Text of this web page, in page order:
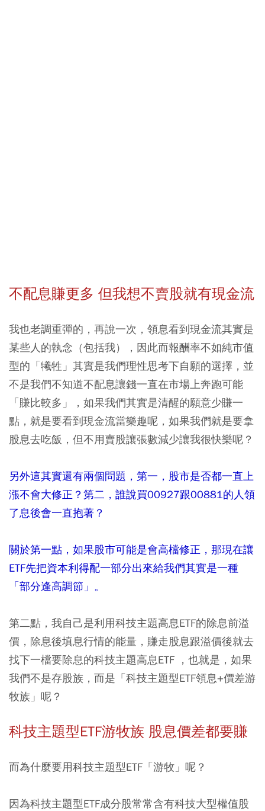
不配息賺更多 但我想不賣股就有現金流
我也老調重彈的，再說一次，領息看到現金流其實是
某些人的執念（包括我），因此而報酬率不如純市值
型的「犧牲」其實是我們理性思考下自願的選擇，並
不是我們不知道不配息讓錢一直在市場上奔跑可能
「賺比較多」，如果我們其實是清醒的願意少賺一
點，就是要看到現金流當樂趣呢，如果我們就是要拿
股息去吃飯，但不用賣股讓張數減少讓我很快樂呢？
另外這其實還有兩個問題，第一，股市是否都一直上
漲不會大修正？第二，誰說買00927跟00881的人領
了息後會一直抱著？
關於第一點，如果股市可能是會高檔修正，那現在讓
ETF先把資本利得配一部分出來給我們其實是一種
「部分逢高調節」。
第二點，我自己是利用科技主題高息ETF的除息前溢
價，除息後填息行情的能量，賺走股息跟溢價後就去
找下一檔要除息的科技主題高息ETF ，也就是，如果
我們不是存股族，而是「科技主題型ETF領息+價差游
牧族」呢？
科技主題型ETF游牧族 股息價差都要賺
而為什麼要用科技主題型ETF「游牧」呢？
因為科技主題型ETF成分股常常含有科技大型權值股